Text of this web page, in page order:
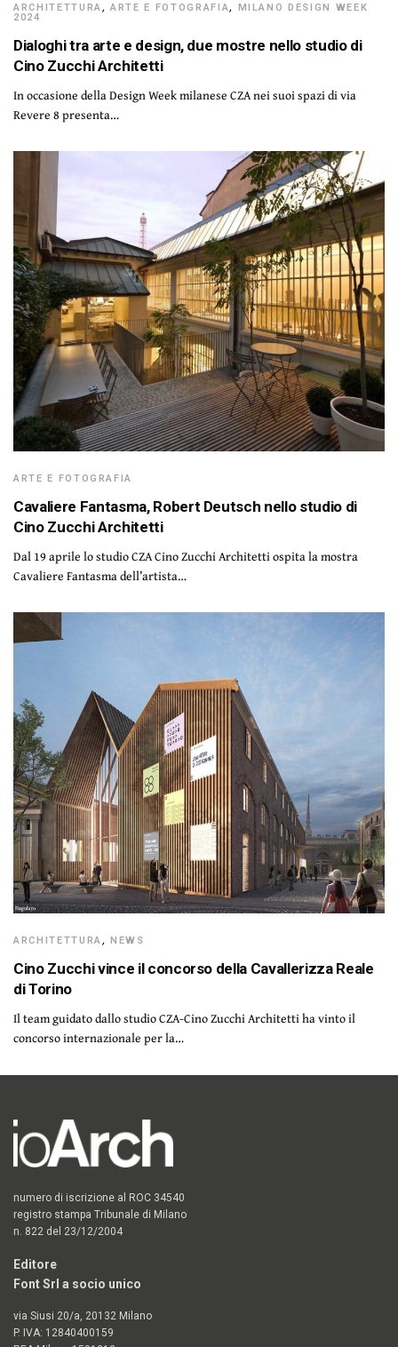
ARCHITETTURA ,ARTE E FOTOGRAFIA , MILANO DESIGN WEEK
2024
Dialoghi tra arte e design, due mostre nello studio di
Cino Zucchi Architetti
In occasione della Design Week milanese CZA nei suoi spazi di via
Revere 8 presenta…
ARTE E FOTOGRAFIA
Cavaliere Fantasma, Robert Deutsch nello studio di
Cino Zucchi Architetti
Dal 19 aprile lo studio CZA Cino Zucchi Architetti ospita la mostra
Cavaliere Fantasma dell’artista…
ARCHITETTURA, NEWS
Cino Zucchi vince il concorso della Cavallerizza Reale
di Torino
Il team guidato dallo studio CZA-Cino Zucchi Architetti ha vinto il
concorso internazionale per la…
numero di iscrizione al ROC 34540
registro stampa Tribunale di Milano
n. 822 del 23/12/2004
Editore
Font Srl a socio unico
via Siusi 20/a, 20132 Milano
P. IVA: 12840400159